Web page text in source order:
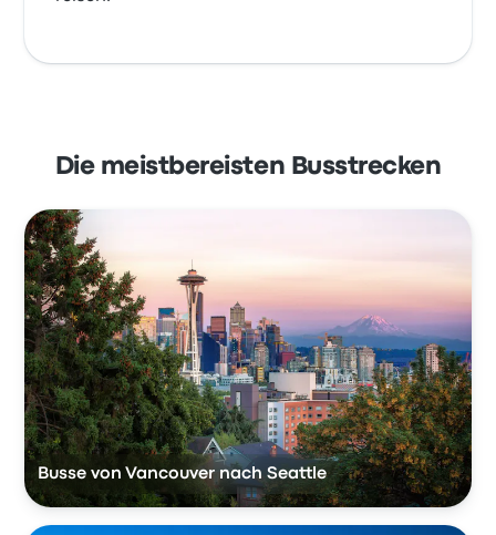
Die meistbereisten Busstrecken
Busse von Vancouver nach Seattle